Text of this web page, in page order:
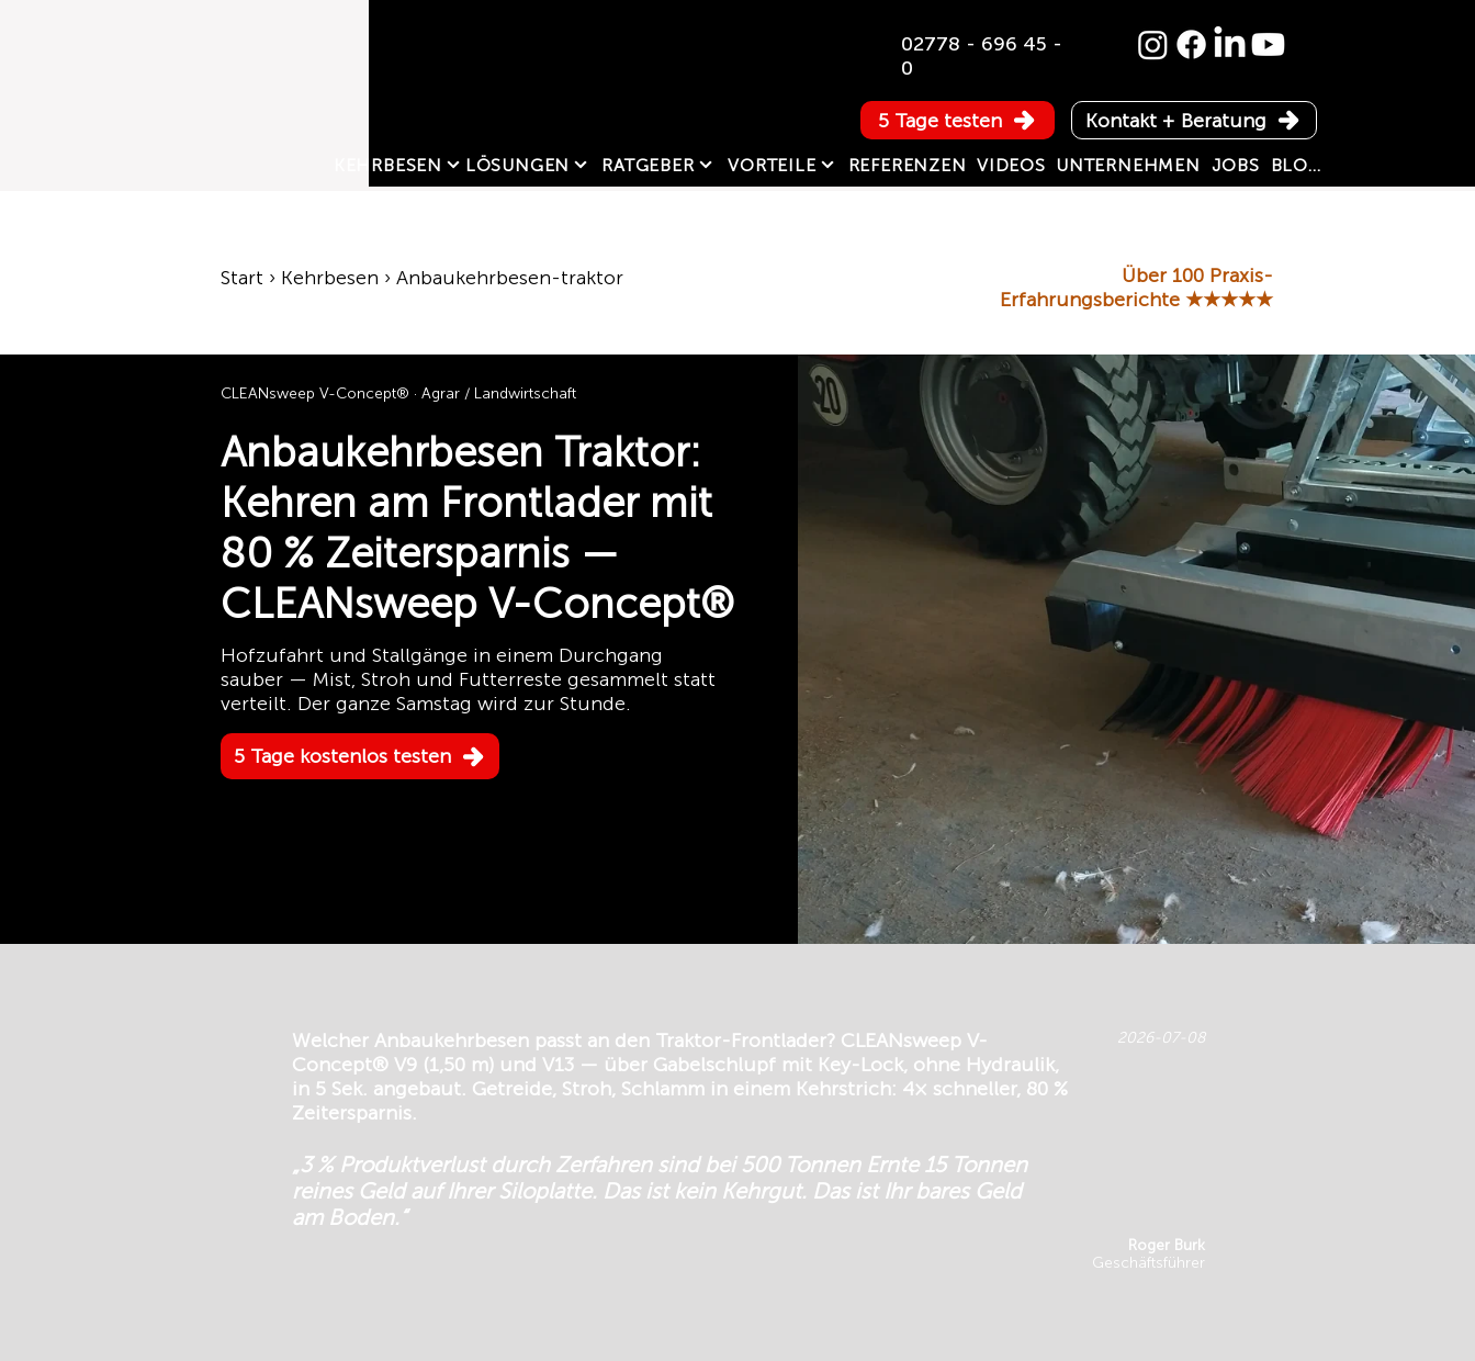
02778 - 696 45 -
0
Kontakt + Beratung
KEHRBESEN LÖSUNGEN RATGEBER VORTEILE REFERENZEN VIDEOS UNTERNEHMEN JOBS BLOG
5 Tage testen
Start › Kehrbesen › Anbaukehrbesen-traktor
Über 100 Praxis-
Erfahrungsberichte ★★★★★
CLEANsweep V-Concept® · Agrar / Landwirtschaft
Anbaukehrbesen Traktor:
Kehren am Frontlader mit
80 % Zeitersparnis —
CLEANsweep V-Concept®
Hofzufahrt und Stallgänge in einem Durchgang
sauber — Mist, Stroh und Futterreste gesammelt statt
verteilt. Der ganze Samstag wird zur Stunde.
5 Tage kostenlos testen
Welcher Anbaukehrbesen passt an den Traktor-Frontlader? CLEANsweep V-
Concept® V9 (1,50 m) und V13 — über Gabelschlupf mit Key-Lock, ohne Hydraulik,
in 5 Sek. angebaut. Getreide, Stroh, Schlamm in einem Kehrstrich: 4× schneller, 80 %
Zeitersparnis.
2026-07-08
„3 % Produktverlust durch Zerfahren sind bei 500 Tonnen Ernte 15 Tonnen
reines Geld auf Ihrer Siloplatte. Das ist kein Kehrgut. Das ist Ihr bares Geld
am Boden.“
Roger Burk
Geschäftsführer